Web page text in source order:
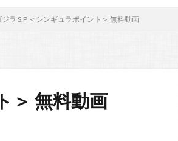
ジラ S.P ＜シンギュラポイント＞ 無料動画
＞ 無料動画